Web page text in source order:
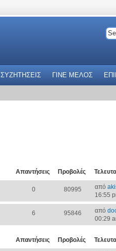
ΣΥΖΗΤΗΣΕΙΣ ΓΙΝΕ ΜΕΛΟΣ
Απαντήσεις Προβολές
0 80995 από
16:55
6 95846 από
00:29
Απαντήσεις Προβολές